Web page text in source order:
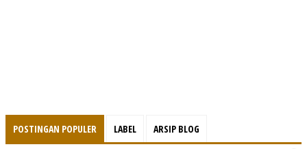
POSTINGAN POPULER LABEL ARSIP BLOG